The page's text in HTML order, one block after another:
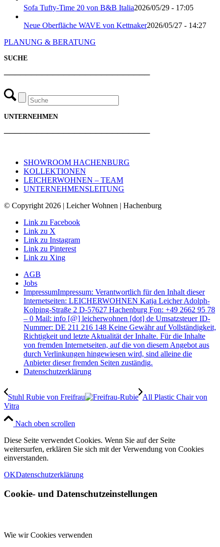
Sofa Tufty-Time 20 von B&B Italia2026/05/29 - 17:05
Neue Oberfläche WAVE von Kettnaker2026/05/27 - 14:27
PLANUNG & BERATUNG
SUCHE
───────────────────────────
UNTERNEHMEN
───────────────────────────
SHOWROOM HACHENBURG
KOLLEKTIONEN
LEICHERWOHNEN – TEAM
UNTERNEHMENSLEITUNG
© Copyright 2026 | Leicher Wohnen | Hachenburg
Link zu Facebook
Link zu X
Link zu Instagram
Link zu Pinterest
Link zu Xing
AGB
Jobs
ImpressumImpressum: Verantwortlich für den Inhalt dieser
Internetseiten: LEICHERWOHNEN Katja Leicher Adolph-
Kolping-Straße 2 D-57627 Hachenburg Fon: +49 2662 95 78
– 0 Mail: info [@] leicherwohnen [dot] de Umsatzsteuer ID-
Nummer: DE 211 216 148 Keine Gewähr auf Vollständigkeit,
Richtigkeit und letzte Aktualität der Inhalte. Für die Inhalte
von fremden Internetseiten, auf die von diesem Angebot aus
durch Verlinkungen hingewiesen wird, sind alleine die
Anbieter dieser fremden Seiten zuständig.
Datenschutzerklärung
Stuhl Rubie von Freifrau
All Plastic Chair von
Vitra
Nach oben scrollen
Diese Seite verwendet Cookies. Wenn Sie auf der Seite
weitersurfen, erklären Sie sich mit der Verwendung von Cookies
einverstanden.
OKDatenschutzerklärung
Cookie- und Datenschutzeinstellungen
Wie wir Cookies verwenden